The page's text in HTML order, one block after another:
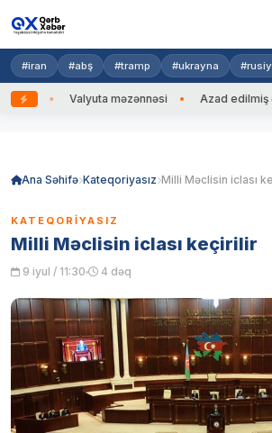
#iran #abş #tramp #ukrayna
Valyuta məzənnəsi Azad edilmiş
Ana Səhifə Kateqoriyasız Milli Məclisin iclası
KATEQORIYASIZ
Milli Məclisin iclası keçirilir
9 iyul / 11:30 4 dəq